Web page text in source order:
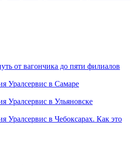
от вагончика до пяти филиалов
Уралсервис в Самаре
Уралсервис в Ульяновске
Уралсервис в Чебоксарах. Как это